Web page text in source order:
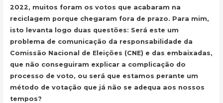
2022, muitos foram os votos que acabaram na
reciclagem porque chegaram fora de prazo. Para mim,
isto levanta logo duas questões: Será este um
problema de comunicação da responsabilidade da
Comissão Nacional de Eleições (CNE) e das embaixadas,
que não conseguiram explicar a complicação do
processo de voto, ou será que estamos perante um
método de votação que já não se adequa aos nossos
tempos?